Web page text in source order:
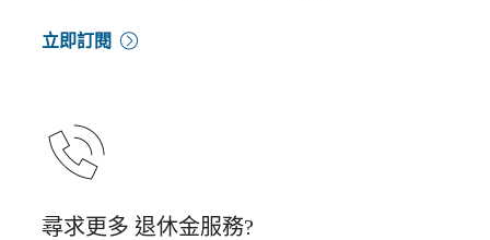
立即訂閱
尋求更多 退休金服務?